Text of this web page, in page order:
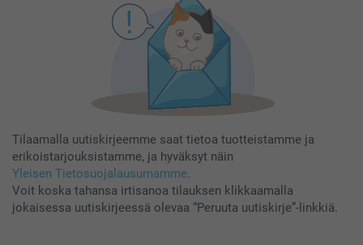
Tilaamalla uutiskirjeemme saat tietoa tuotteistamme ja
erikoistarjouksistamme, ja hyväksyt näin
Yleisen Tietosuojalausumamme.
Voit koska tahansa irtisanoa tilauksen klikkaamalla
jokaisessa uutiskirjeessä olevaa “Peruuta uutiskirje”-linkkiä.